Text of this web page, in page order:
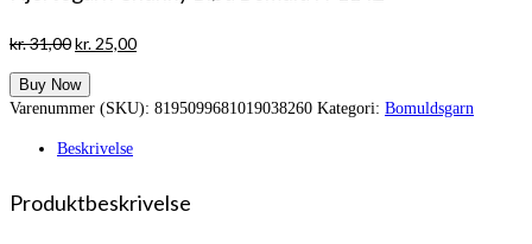
kr.31,00Den
pris
var:
kr. 25,00Den
er:
Buy Now
Varenummer (SKU): 8195099681019038260 Kategori: Bomuldsgarn
Beskrivelse
Produktbeskrivelse